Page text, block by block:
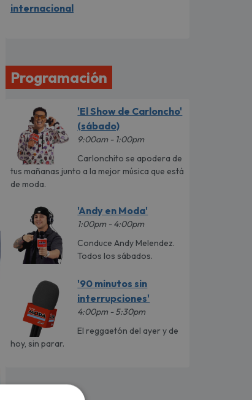
internacional
Programación
'El Show de Carloncho'
(sábado)
9:00am - 1:00pm
Carlonchito se apodera de
tus mañanas junto a la mejor música que está
de moda.
'Andy en Moda'
1:00pm - 4:00pm
Conduce Andy Melendez.
Todos los sábados.
'90 minutos sin
interrupciones'
4:00pm - 5:30pm
El reggaetón del ayer y de
hoy, sin parar.